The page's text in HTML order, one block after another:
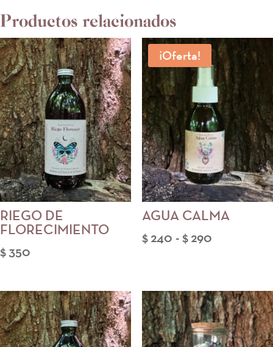
Productos relacionados
RIEGO DE
FLORECIMIENTO
$350
¡Oferta!
AGUA CALMA
$240 -$290Rango
$ 240
hasta
$ 290